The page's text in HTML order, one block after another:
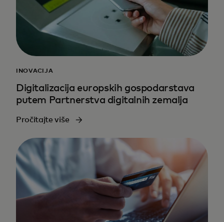
INOVACIJA
Digitalizacija europskih gospodarstava
putem Partnerstva digitalnih zemalja
Pročitajte više